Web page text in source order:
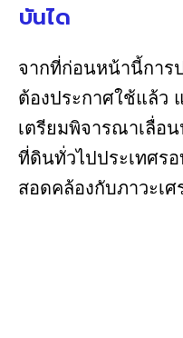
บันได
จากที่ก่อนหน้านี้การ
ต้องประกาศใช้แล้ว
เตรียมพิจารณาเลื่อ
ที่ดินทั่วไปประเทศร
สอดคล้องกับภาวะเ